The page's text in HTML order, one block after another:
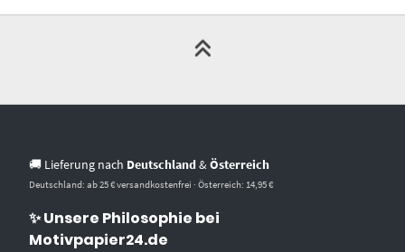
🚚 Lieferung nach Deutschland &Österreich
Deutschland: ab 25 € versandkostenfrei · Österreich: 14,95 €
✨ Unsere Philosophie bei
Motivpapier24.de